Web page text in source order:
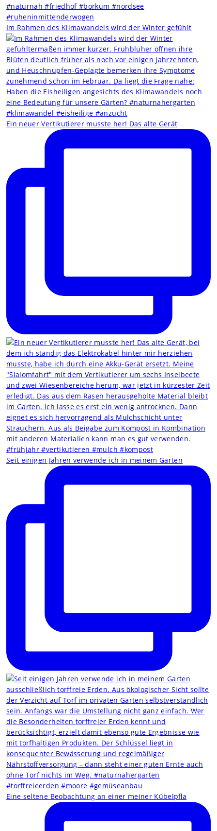
Im Rahmen des Klimawandels wird der Winter gefühlt
Ein neuer Vertikutierer musste her! Das alte Gerät
Seit einigen Jahren verwende ich in meinem Garten
Eine seltene Beobachtung an einer meiner Kübelpfla